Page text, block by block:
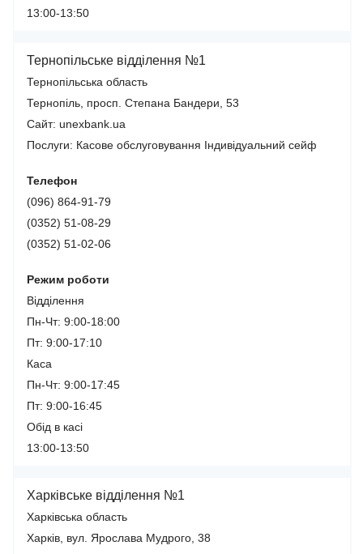
13:00-13:50
Тернопільське відділення №1
Тернопільська область
Тернопіль, просп. Степана Бандери, 53
Сайт: unexbank.ua
Послуги: Касове обслуговування Індивідуальний сейф
Телефон
(096) 864-91-79
(0352) 51-08-29
(0352) 51-02-06
Режим роботи
Відділення
Пн-Чт: 9:00-18:00
Пт: 9:00-17:10
Каса
Пн-Чт: 9:00-17:45
Пт: 9:00-16:45
Обід в касі
13:00-13:50
Харківське відділення №1
Харківська область
Харків, вул. Ярослава Мудрого, 38